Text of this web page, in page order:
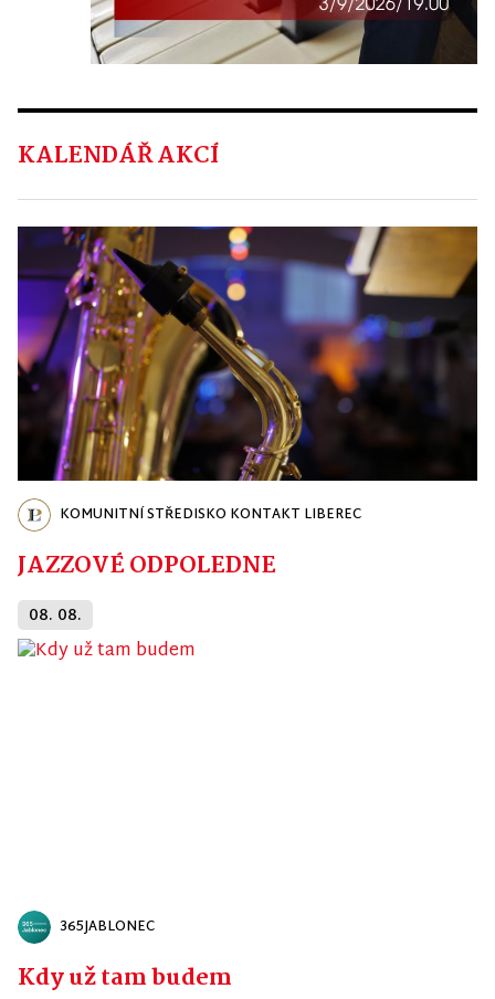
KALENDÁŘ AKCÍ
KOMUNITNÍ STŘEDISKO KONTAKT LIBEREC
JAZZOVÉ ODPOLEDNE
08. 08.
365JABLONEC
Kdy už tam budem